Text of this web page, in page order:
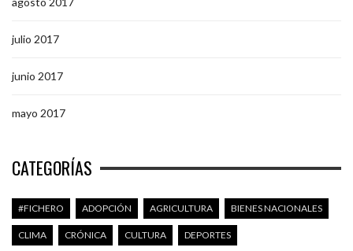
julio 2017
junio 2017
mayo 2017
CATEGORÍAS
#FICHERO ADOPCIÓN AGRICULTURA BIENES NACIONALES
CLIMA CRÓNICA CULTURA DEPORTES